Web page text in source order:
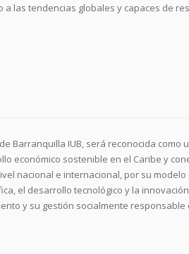
a las tendencias globales y capaces de
Barranquilla IUB, será reconocida como
económico sostenible en el Caribe y
nacional e internacional, por su
el desarrollo tecnológico y la
y su gestión socialmente responsable